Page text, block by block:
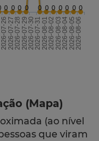
0 0 0 0 0 0 0 0 0 0 0
2026-07-262026-07-272026-07-282026-07-292026-07-302026-07-312026-08-012026-08-022026-08-032026-08-042026-08-052026-08-06
(Mapa)
(ao nível
que viram